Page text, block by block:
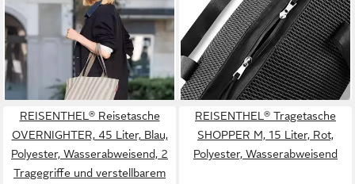
Liter, Braun, Weiß, Polyester,
Wasserabweisend
30,39 €
lieferbar - in 2-3 Werktagen bei dir
SHOPPER, 35 Liter, Schwarz,
Mesh, Polyester,
Wasserabweisend, B 46 x H
40 x T 20 cm
ab 43,19 €
lieferbar - in 2-3 Werktagen bei dir
REISENTHEL® Reisetasche
OVERNIGHTER, 45 Liter, Blau,
Polyester, Wasserabweisend, 2
Tragegriffe und verstellbarem
REISENTHEL® Tragetasche
SHOPPER M, 15 Liter, Rot,
Polyester, Wasserabweisend